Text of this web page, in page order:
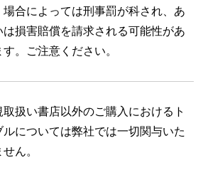
場合によっては刑事罰が科され、あ
は損害賠償を請求される可能性があ
す。ご注意ください。
取扱い書店以外のご購入におけるト
ルについては弊社では一切関与いた
せん。